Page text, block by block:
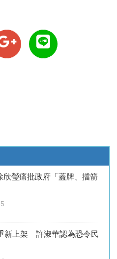
瑩痛批政府「蓋牌、擋箭
新上架 許淑華認為恐令民